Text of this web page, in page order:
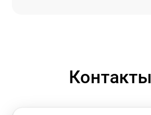
Контакты